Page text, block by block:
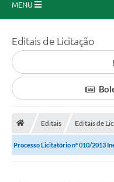
MENU
O Município
A Prefeitura
Portal da Transparência
Secretarias
Mais
Editais de Licitação
Editais Editais de
Processo Licitatório nº 010/2013